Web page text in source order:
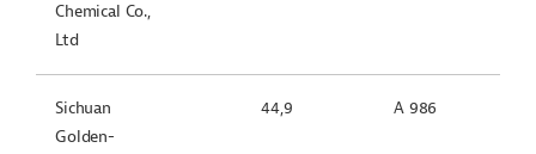
Chemical Co.,
Ltd
Sichuan
Golden-
44,9 A 986